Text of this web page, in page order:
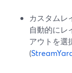
カスタムレ
自動的にレ
アウトを選
(